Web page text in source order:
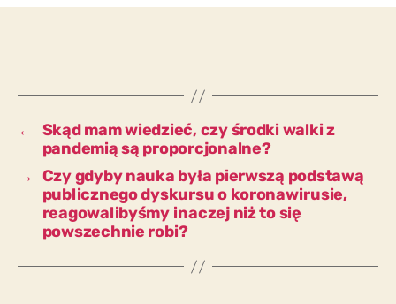
koronawirusa
nauka?
← Skąd mam wiedzieć, czy środki walki z
pandemią są proporcjonalne?
→ Czy gdyby nauka była pierwszą podstawą
publicznego dyskursu o koronawirusie,
reagowalibyśmy inaczej niż to się
powszechnie robi?